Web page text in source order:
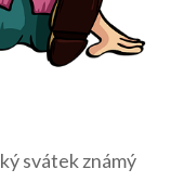
svátek známý